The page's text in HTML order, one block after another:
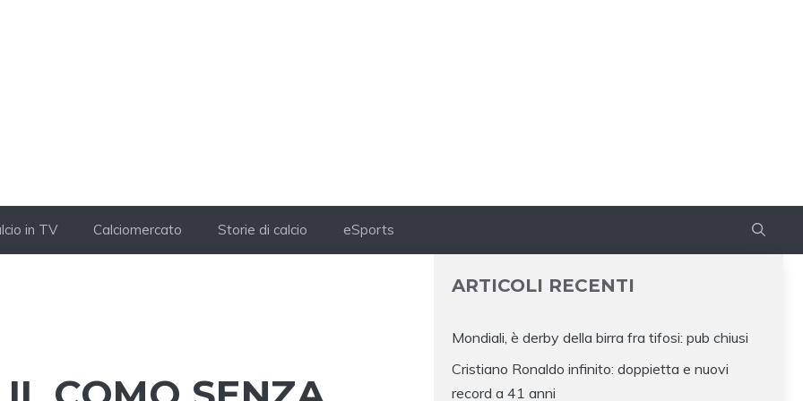
in TV Calciomercato Storie di calcio eSports
ARTICOLI RECENTI
Mondiali, è derby della birra fra tifosi: pub chiusi
Cristiano Ronaldo infinito: doppietta e nuovi
record a 41 anni